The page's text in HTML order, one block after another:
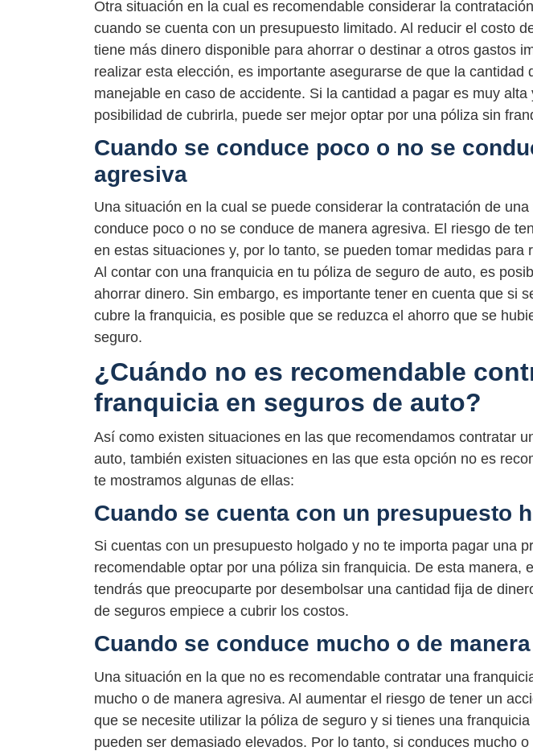
Otra situación en la cual es recomendable considerar la
cuando se cuenta con un presupuesto limitado. Al reducir el costo
tiene más dinero disponible para ahorrar o destinar a otros gastos
realizar esta elección, es importante asegurarse de que la cantidad
manejable en caso de accidente. Si la cantidad a pagar es muy alta
posibilidad de cubrirla, puede ser mejor optar por una póliza sin
Cuando se conduce poco o no se
agresiva
Una situación en la cual se puede considerar la contratación de
conduce poco o no se conduce de manera agresiva. El riesgo de
en estas situaciones y, por lo tanto, se pueden tomar medidas para
Al contar con una franquicia en tu póliza de seguro de auto, es
ahorrar dinero. Sin embargo, es importante tener en cuenta que si
cubre la franquicia, es posible que se reduzca el ahorro que se
seguro.
¿Cuándo no es recomendable
franquicia en seguros de auto?
Así como existen situaciones en las que recomendamos contratar
auto, también existen situaciones en las que esta opción no es
te mostramos algunas de ellas:
Cuando se cuenta con un presupuesto
Si cuentas con un presupuesto holgado y no te importa pagar una
recomendable optar por una póliza sin franquicia. De esta manera,
tendrás que preocuparte por desembolsar una cantidad fija de
de seguros empiece a cubrir los costos.
Cuando se conduce mucho o de
Una situación en la que no es recomendable contratar una
mucho o de manera agresiva. Al aumentar el riesgo de tener un
que se necesite utilizar la póliza de seguro y si tienes una
pueden ser demasiado elevados. Por lo tanto, si conduces mucho